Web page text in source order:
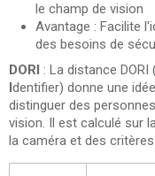
le champ de vision
Avantage : Facilite
des besoins de
DORI : La distance DORI
Identifier) ​​donne une
distinguer des
vision. Il est calculé sur
la caméra et des